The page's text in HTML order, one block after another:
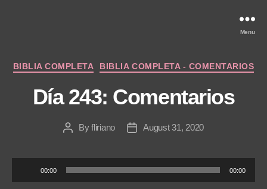
Menu
Categories
BIBLIA COMPLETA BIBLIA COMPLETA - COMENTARIOS
Día 243: Comentarios
PostByfliriano
PostAugust 31, 2020
u
00:00 00:00